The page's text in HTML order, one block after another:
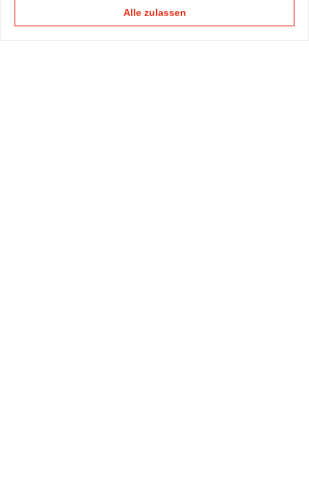
Alle zulassen